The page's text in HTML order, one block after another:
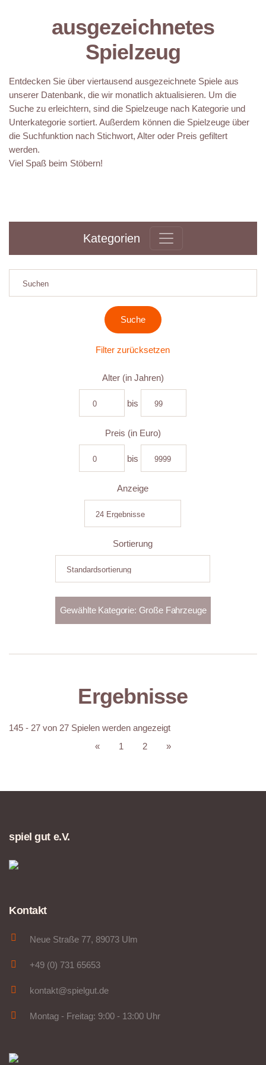
ausgezeichnetes
Spielzeug
Entdecken Sie über viertausend ausgezeichnete Spiele aus
unserer Datenbank, die wir monatlich aktualisieren. Um die
Suche zu erleichtern, sind die Spielzeuge nach Kategorie und
Unterkategorie sortiert. Außerdem können die Spielzeuge über
die Suchfunktion nach Stichwort, Alter oder Preis gefiltert
werden.
Viel Spaß beim Stöbern!
Kategorien
Filter zurücksetzen
Alter (in Jahren)
bis
Preis (in Euro)
bis
Anzeige
Sortierung
Ergebnisse
145 - 27 von 27 Spielen werden angezeigt
«
1 2 »
spiel gut e.V.
Kontakt
Neue Straße 77, 89073 Ulm
+49 (0) 731 65653
kontakt@spielgut.de
Montag - Freitag: 9:00 - 13:00 Uhr